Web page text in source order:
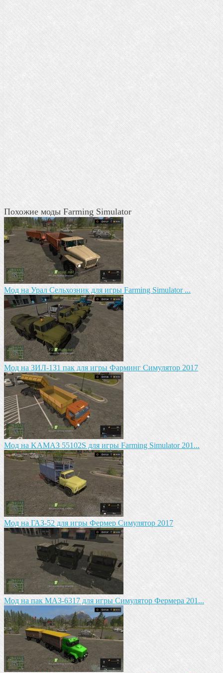
Похожие моды Farming Simulator
Мод на Урал Сельхозник для игры Farming Simulator ...
Mод на ЗИЛ-1З1 пак для игры Фарминг Симулятор 2017
Mод на KAМАЗ 55102S для игры Farming Simulator 201...
Мод на ГАЗ-52 для игры Фермер Симулятор 2017
Мод на пак МАЗ-6317 для игры Симулятор Фермера 201...